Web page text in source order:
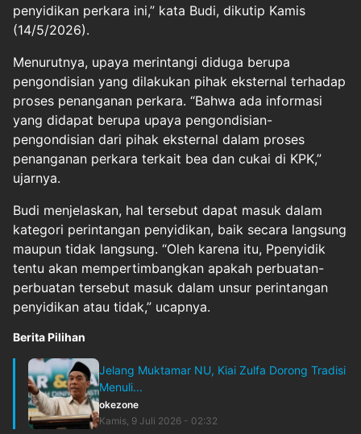
penyidikan perkara ini,” kata Budi, dikutip Kamis
(14/5/2026).
Menurutnya, upaya merintangi diduga berupa
pengondisian yang dilakukan pihak eksternal terhadap
proses penanganan perkara. “Bahwa ada informasi
yang didapat berupa upaya pengondisian-
pengondisian dari pihak eksternal dalam proses
penanganan perkara terkait bea dan cukai di KPK,”
ujarnya.
Budi menjelaskan, hal tersebut dapat masuk dalam
kategori perintangan penyidikan, baik secara langsung
maupun tidak langsung. “Oleh karena itu, Ppenyidik
tentu akan mempertimbangkan apakah perbuatan-
perbuatan tersebut masuk dalam unsur perintangan
penyidikan atau tidak,” ucapnya.
Berita Pilihan
Jelang Muktamar NU, Kiai Zulfa Dorong Tradisi
Menuli...
okezone
Kamis, 9 Juli 2026 - 02:32